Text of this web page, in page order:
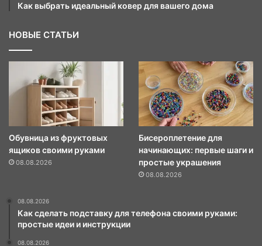
Как выбрать идеальный ковер для вашего дома
НОВЫЕ СТАТЬИ
Обувница из фруктовых
ящиков своими руками
08.08.2026
Бисероплетение для
начинающих: первые шаги и
простые украшения
08.08.2026
08.08.2026
Как сделать подставку для телефона своими руками:
простые идеи и инструкции
08.08.2026